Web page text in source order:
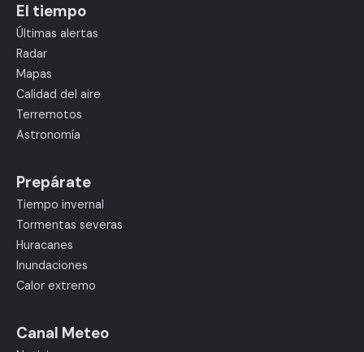
El tiempo
Últimas alertas
Radar
Mapas
Calidad del aire
Terremotos
Astronomía
Prepárate
Tiempo invernal
Tormentas severas
Huracanes
Inundaciones
Calor extremo
Canal Meteo